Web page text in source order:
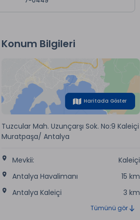
Konum Bilgileri
Haritada Göster
Tuzcular Mah. Uzunçarşı Sok. No:9 Kaleiçi
Muratpaşa/ Antalya
Mevkii:
Kaleiçi
Antalya Havalimanı
15 km
Antalya Kaleiçi
3 km
Tümünü gör